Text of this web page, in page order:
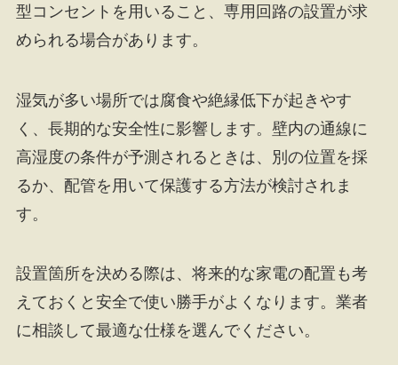
型コンセントを用いること、専用回路の設置が求
められる場合があります。
湿気が多い場所では腐食や絶縁低下が起きやす
く、長期的な安全性に影響します。壁内の通線に
高湿度の条件が予測されるときは、別の位置を採
るか、配管を用いて保護する方法が検討されま
す。
設置箇所を決める際は、将来的な家電の配置も考
えておくと安全で使い勝手がよくなります。業者
に相談して最適な仕様を選んでください。